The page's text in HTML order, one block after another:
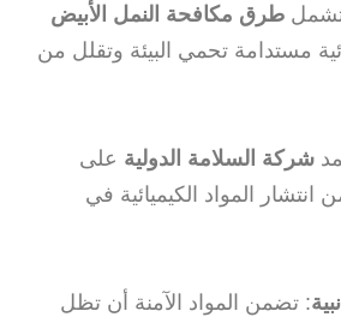
طرق مكافحة النمل الأبيض
مستدامة تحمي البيئة وتقلل من
شركة السلامة الدولية على
انتشار المواد الكيميائية في
: تضمن المواد الآمنة أن تظل